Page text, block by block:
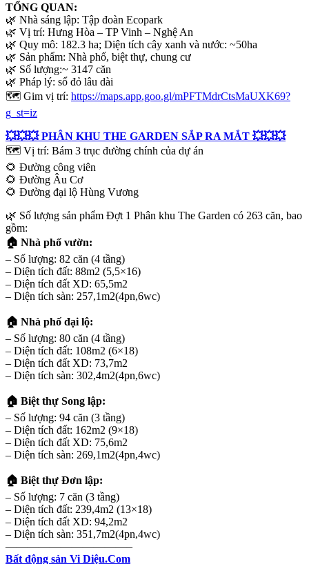
TỔNG QUAN:
🌿 Nhà sáng lập: Tập đoàn Ecopark
🌿 Vị trí: Hưng Hòa – TP Vinh – Nghệ An
🌿 Quy mô: 182.3 ha; Diện tích cây xanh và nước: ~50ha
🌿 Sản phẩm: Nhà phố, biệt thự, chung cư
🌿 Số lượng:~ 3147 căn
🌿 Pháp lý: sổ đỏ lâu dài
🗺 Gim vị trí: https://maps.app.goo.gl/mPFTMdrCtsMaUXK69?
g_st=iz
💥💥💥 PHÂN KHU THE GARDEN SẮP RA MẮT 💥💥💥
🗺 Vị trí: Bám 3 trục đường chính của dự án
🌻 Đường công viên
🌻 Đường Âu Cơ
🌻 Đường đại lộ Hùng Vương
🌿 Số lượng sản phẩm Đợt 1 Phân khu The Garden có 263 căn, bao
gồm:
🏠 Nhà phố vườn:
– Số lượng: 82 căn (4 tầng)
– Diện tích đất: 88m2 (5,5×16)
– Diện tích đất XD: 65,5m2
– Diện tích sàn: 257,1m2(4pn,6wc)
🏠 Nhà phố đại lộ:
– Số lượng: 80 căn (4 tầng)
– Diện tích đất: 108m2 (6×18)
– Diện tích đất XD: 73,7m2
– Diện tích sàn: 302,4m2(4pn,6wc)
🏠 Biệt thự Song lập:
– Số lượng: 94 căn (3 tầng)
– Diện tích đất: 162m2 (9×18)
– Diện tích đất XD: 75,6m2
– Diện tích sàn: 269,1m2(4pn,4wc)
🏠 Biệt thự Đơn lập:
– Số lượng: 7 căn (3 tầng)
– Diện tích đất: 239,4m2 (13×18)
– Diện tích đất XD: 94,2m2
– Diện tích sàn: 351,7m2(4pn,4wc)
———————————–
Bất động sản Vi Diệu.Com